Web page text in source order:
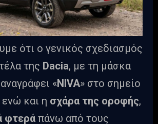
ότι ο γενικός σχεδιασμός
της Dacia, με τη μάσκα
«NIVA» στο σημείο
ενώ και η σχάρα της οροφής,
φτερά πάνω από τους